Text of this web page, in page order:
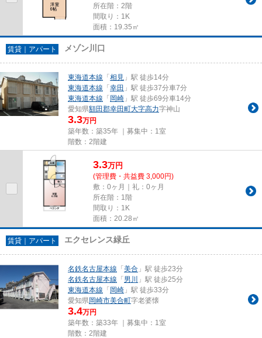
所在階：2階
間取り：1K
面積：19.35㎡
賃貸｜アパート メゾン川口
東海道本線 「 相見 」駅 徒歩14分
東海道本線 「 幸田 」駅 徒歩37分車7分
東海道本線 「 岡崎 」駅 徒歩69分車14分
愛知県額田郡幸田町大字高力字神山
3.3万円
築年数：築35年 ｜募集中： 1室
階数：2階建
3.3万円
(管理費・共益費 3,000円)
敷：0ヶ月｜礼：0ヶ月
所在階：1階
間取り：1K
面積：20.28㎡
賃貸｜アパート エクセレンス緑丘
名鉄名古屋本線 「 美合 」駅 徒歩23分
名鉄名古屋本線 「 男川
」駅 徒歩25分
東海道本線 「 岡崎 」駅 徒歩33分
愛知県岡崎市美合町字老婆懐
3.4万円
築年数：築33年 ｜募集中： 1室
階数：2階建